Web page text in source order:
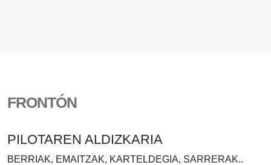
FRONTÓN
PILOTAREN ALDIZKARIA
BERRIAK, EMAITZAK, KARTELDEGIA, SARRERAK..